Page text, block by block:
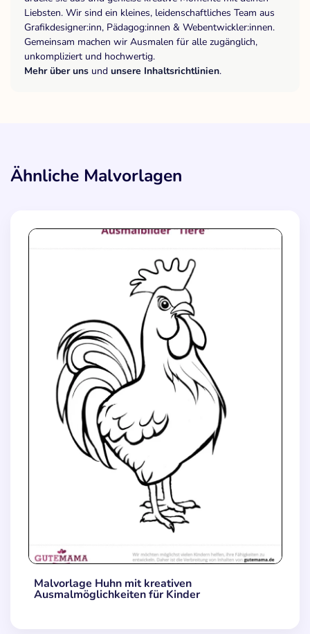
Liebsten. Wir sind ein kleines, leidenschaftliches Team aus
Grafikdesigner:inn, Pädagog:innen & Webentwickler:innen.
Gemeinsam machen wir Ausmalen für alle zugänglich,
unkompliziert und hochwertig.
Mehr über uns und unsere Inhaltsrichtlinien.
Ähnliche Malvorlagen
Malvorlage Huhn mit kreativen
Ausmalmöglichkeiten für Kinder